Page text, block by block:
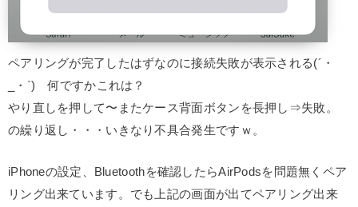
ペアリングが完了したはずなのに接続失敗が表示される(´・
_・`) 何ですかこれは？
やり直しを押して〜またケース背面ボタンを長押し⇒失敗。
の繰り返し・・・いきなり不具合発生ですｗ。
iPhoneの設定、Bluetoothを確認したらAirPodsを問題無くペア
リング出来ています。でも上記の画面が出てペアリング出来